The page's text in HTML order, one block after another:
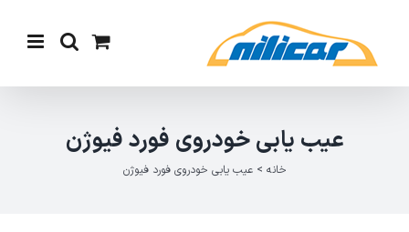
content
عیب یابی خودروی فورد فیوژن
خانه >عیب یابی خودروی فورد فیوژن